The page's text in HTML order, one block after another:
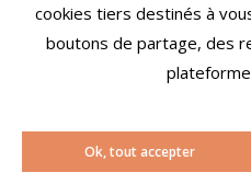
©
Créé avec passion
cookies tiers destinés à
boutons de partage, des
Ok, tout accepter